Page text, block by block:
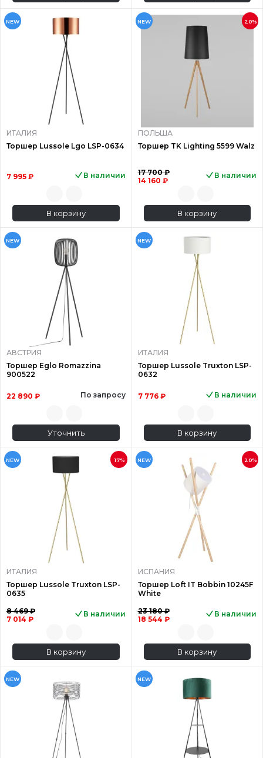
NEW
ИТАЛИЯ
Торшер Lussole Lgo LSP-0634
7 995 ₽ В наличии
В корзину
NEW 20%
ПОЛЬША
Торшер TK Lighting 5599 Walz
17 700 ₽
14 160 ₽
В наличии
В корзину
NEW
АВСТРИЯ
Торшер Eglo Romazzina
900522
22 890 ₽ По запросу
Уточнить
NEW
ИТАЛИЯ
Торшер Lussole Truxton LSP-
0632
7 776 ₽ В наличии
В корзину
NEW 17%
ИТАЛИЯ
Торшер Lussole Truxton LSP-
0635
8 469 ₽
7 014 ₽
В наличии
В корзину
NEW 20%
ИСПАНИЯ
Торшер Loft IT Bobbin 10245F
White
23 180 ₽
18 544 ₽
В наличии
В корзину
NEW NEW